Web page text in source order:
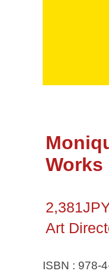
Works
Art
ISBN : 978-